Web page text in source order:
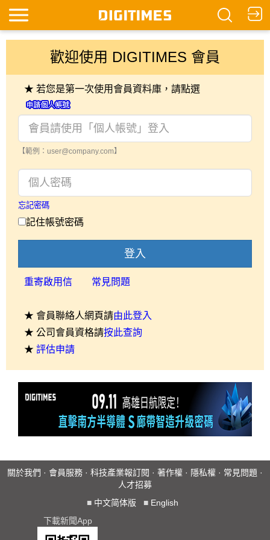
歡迎使用 DIGITIMES 會員
★ 若您是第一次使用會員資料庫，請點選
【範例：user@company.com】
忘記密碼
記住帳號密碼
登入
重寄啟用信 常見問題
★ 會員聯絡人網頁請由此登入
★ 公司會員資格請按此查詢
★ 評估申請
關於我們 · 會員服務 · 科技產業報訂閱 · 著作權 · 隱私權 · 常見問題 ·
人才招募
■ 中文简体版 ■ English
下載新聞App